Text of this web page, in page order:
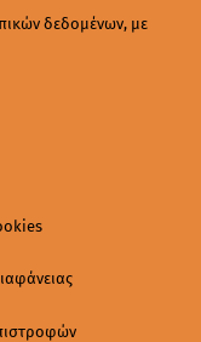
δεδομένων, με